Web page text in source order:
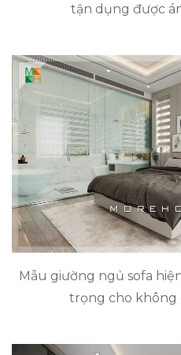
tận dụng được
Mẫu giường ngủ sofa
trọng cho không